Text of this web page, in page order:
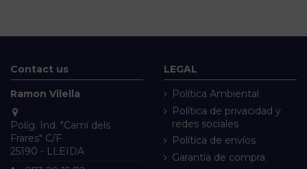
Contact us
Ramon Vilella
Políg. Ind. "Camí dels
Frares" C/F
25190 - LLEIDA
LEGAL
Política Ambiental
Política de privacidad y
redes sociales
Política de envíos
Garantía de compra